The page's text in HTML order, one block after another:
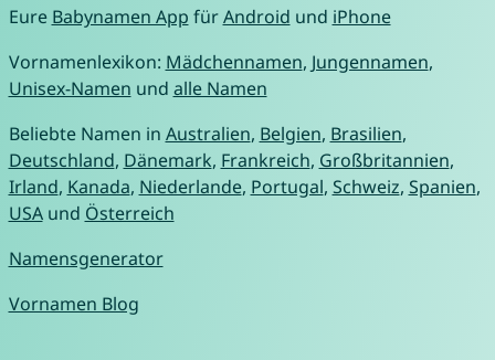
Eure Babynamen App fürAndroid und iPhone
Vornamenlexikon: Mädchennamen, Jungennamen,
Unisex-Namen und alle Namen
Beliebte Namen in Australien, Belgien, Brasilien,
Deutschland, Dänemark, Frankreich, Großbritannien,
Irland, Kanada, Niederlande, Portugal, Schweiz, Spanien,
USAund Österreich
Namensgenerator
Vornamen Blog